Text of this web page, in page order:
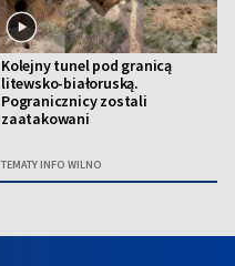
Kolejny tunel pod granicą
litewsko-białoruską.
Pogranicznicy zostali
zaatakowani
TEMATY INFO WILNO